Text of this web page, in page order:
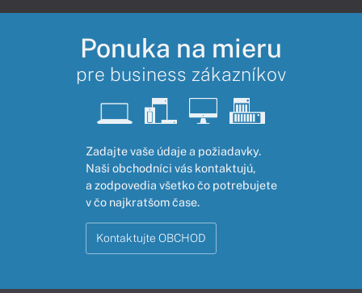
Ponuka na mieru
pre business zákazníkov
Zadajte vaše údaje a požiadavky.
Naši obchodníci vás kontaktujú,
a zodpovedia všetko čo potrebujete
v čo najkratšom čase.
Kontaktujte OBCHOD